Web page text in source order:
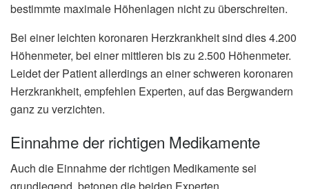
bestimmte maximale Höhenlagen nicht zu überschreiten.
Bei einer leichten koronaren Herzkrankheit sind dies 4.200
Höhenmeter, bei einer mittleren bis zu 2.500 Höhenmeter.
Leidet der Patient allerdings an einer schweren koronaren
Herzkrankheit, empfehlen Experten, auf das Bergwandern
ganz zu verzichten.
Einnahme der richtigen Medikamente
Auch die Einnahme der richtigen Medikamente sei
grundlegend, betonen die beiden Experten.